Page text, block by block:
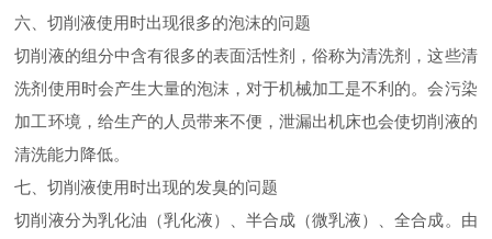
六、切削液使用时出现很多的泡沫的问题
切削液的组分中含有很多的表面活性剂，俗称为清洗剂，这些清
洗剂使用时会产生大量的泡沫，对于机械加工是不利的。会污染
加工环境，给生产的人员带来不便，泄漏出机床也会使切削液的
清洗能力降低。
七、切削液使用时出现的发臭的问题
切削液分为乳化油（乳化液）、半合成（微乳液）、全合成。由